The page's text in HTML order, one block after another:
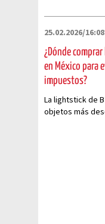
25.02.2026/16:08
¿Dónde comprar
en México para
impuestos?
La lightstick de
objetos más